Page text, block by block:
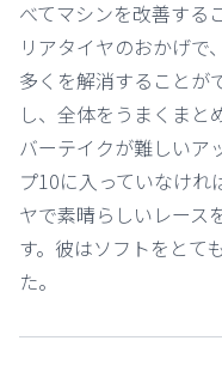
べてマシンを改善する
リアタイヤのおかげで
多くを解消することが
し、全体をうまくまと
バーテイクが難しいア
プ10に入っていなけれ
ヤで素晴らしいレース
す。彼はソフトをとて
た。